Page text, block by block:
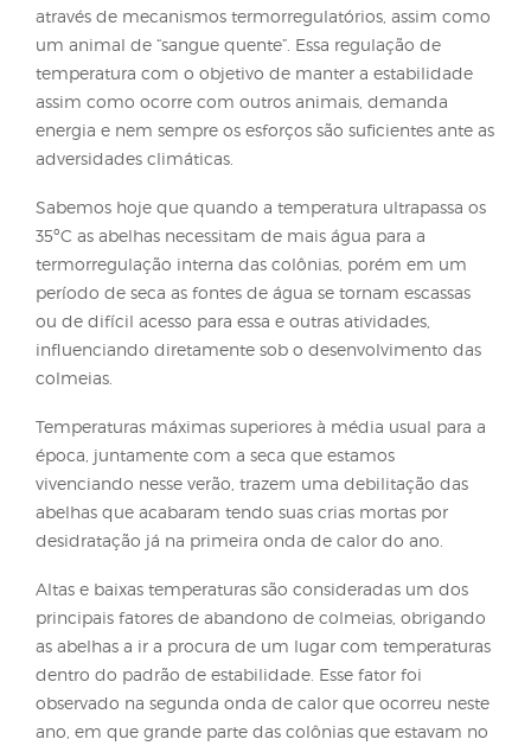
técnica no Senar-RS.
A colônia de abelhas é considerada um
superorganismo, isto porque estes insetos sociais
mantêm a temperatura interna do agrupamento
através de mecanismos termorregulatórios, assim
um animal de “sangue quente”. Essa regulação de
temperatura com o objetivo de manter a
assim como ocorre com outros animais, demanda
energia e nem sempre os esforços são suficientes
adversidades climáticas.
Sabemos hoje que quando a temperatura
35ºC as abelhas necessitam de mais água para a
termorregulação interna das colônias, porém em
período de seca as fontes de água se tornam
influenciando diretamente sob o desenvolvimento
colmeias.
Temperaturas máximas superiores à média usual
época, juntamente com a seca que estamos